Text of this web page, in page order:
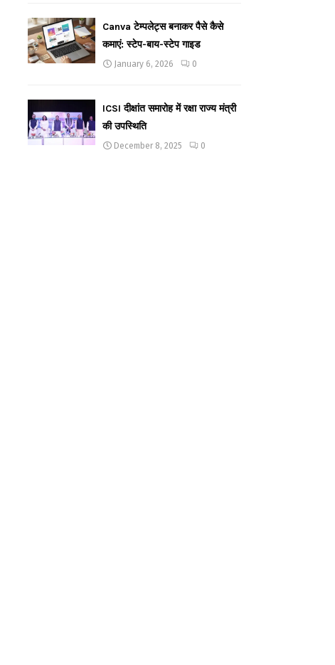
Canva टेम्पलेट्स बनाकर पैसे कैसे
कमाएं: स्टेप-बाय-स्टेप गाइड
January 6, 2026 0
ICSI दीक्षांत समारोह में रक्षा राज्य मंत्री
की उपस्थिति
December 8, 2025 0